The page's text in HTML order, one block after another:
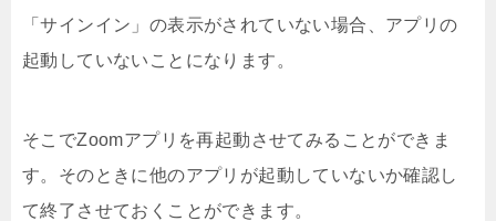
「サインイン」の表示がされていない場合、アプリの
起動していないことになります。
そこでZoomアプリを再起動させてみることができま
す。そのときに他のアプリが起動していないか確認し
て終了させておくことができます。